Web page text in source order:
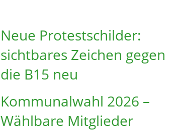
Neue Protestschilder:
sichtbares Zeichen gegen
die B15 neu
Kommunalwahl 2026 –
Wählbare Mitglieder